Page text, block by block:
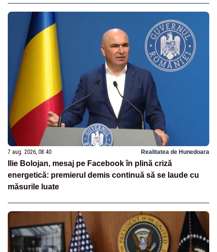
7 aug. 2026, 08:40 Realitatea de Hunedoara
Ilie Bolojan, mesaj pe Facebook în plină criză
energetică: premierul demis continuă să se laude cu
măsurile luate